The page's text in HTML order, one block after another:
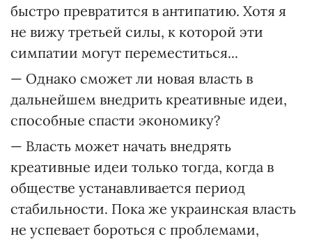
быстро превратится в антипатию. Хотя я
не вижу третьей силы, к которой эти
симпатии могут переместиться...
— Однако сможет ли новая власть в
дальнейшем внедрить креативные идеи,
способные спасти экономику?
— Власть может начать внедрять
креативные идеи только тогда, когда в
обществе устанавливается период
стабильности. Пока же украинская власть
не успевает бороться с проблемами,